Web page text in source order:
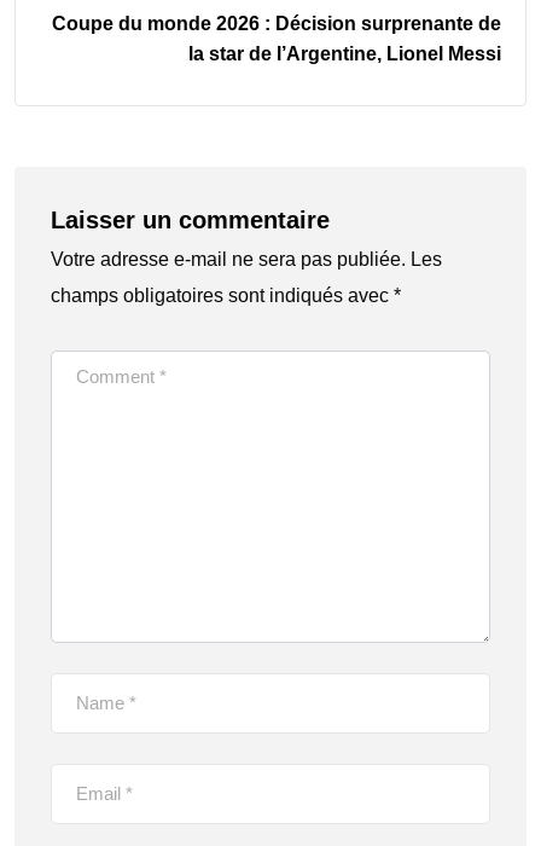
Coupe du monde 2026 : Décision surprenante de
la star de l’Argentine, Lionel Messi
Laisser un commentaire
Votre adresse e-mail ne sera pas publiée. Les
champs obligatoires sont indiqués avec *